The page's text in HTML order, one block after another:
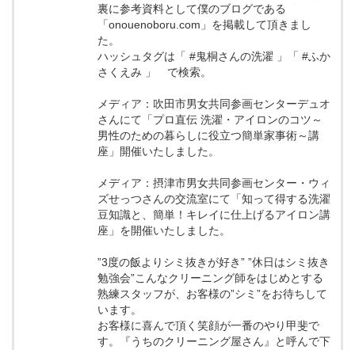
裏に参考資料として僕のブログである
「onouenoboru.com」を掲載して頂きまし
た。
ハッシュタグは「 #鬼桐さんの洗濯 」「 #ふか
さくえみ 」 で検索。
メディア：吹田市男女共同参画センターデュオ
さんにて「プロ直伝 洗濯・アイロンのコツ～
男性のための暮らしに役立つ簡単家事術～講
座」開催いたしました。
メディア：摂津市男女共同参画センター・ウィ
ズせっつさんの交流室にて「知って得する洗濯
豆知識と、簡単！キレイに仕上げるアイロン講
座」を開催いたしました。
”3度の飯よりシミ抜きが好き” ”休日はシミ抜き
勉強会”こんなクリーニング師をはじめとする
熟練スタッフが、お客様の”シミ”をお待ちして
います。
お客様に喜んで頂く笑顔が一番のやり甲斐で
す。『うちのクリーニング屋さん』と呼んで下